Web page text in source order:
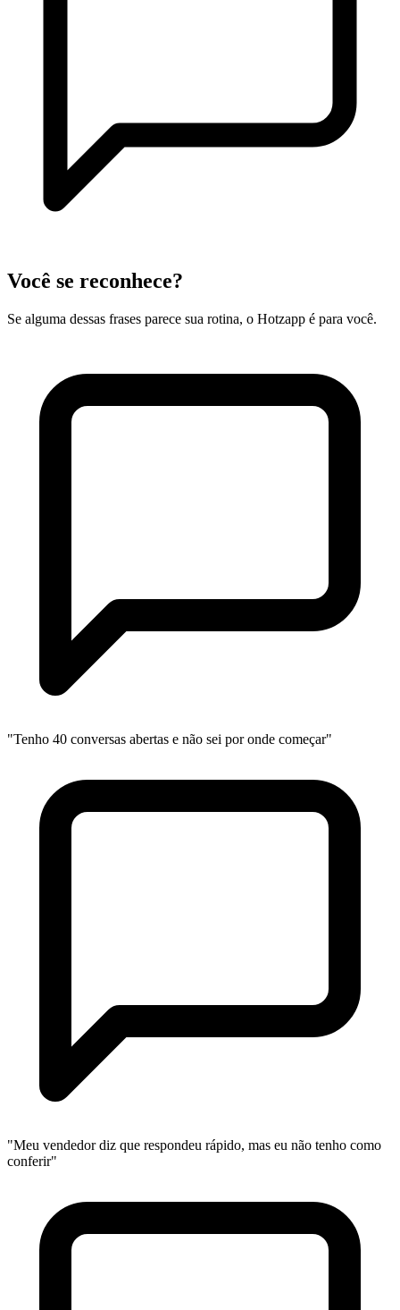
Você se reconhece?
Se alguma dessas frases parece sua rotina, o Hotzapp é para você.
"Tenho 40 conversas abertas e não sei por onde começar"
"Meu vendedor diz que respondeu rápido, mas eu não tenho como
conferir"